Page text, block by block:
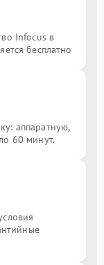
Infocus в
бесплатно
аппаратную,
60 минут.